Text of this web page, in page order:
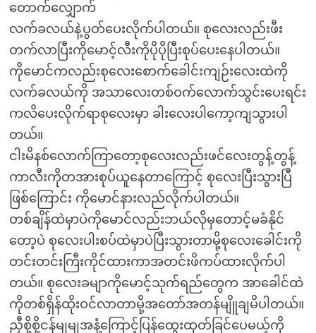
တောက်လျှောက်
လက်ခလယ်နဲ့ပွတ်ပေးလိုက်ပါတယ်။ စုလေးလည်းဖီး
တက်လာပြီးကိုမောင့်လီးကိုပိုပိုပြီးစုပ်ပေးနေပါတယ်။
ကိုမောင်ကလည်းစုလေးစောက်ခေါင်းကျဉ်းလေးထဲကို
လက်ခလယ်ကို အသာလေးတစ်ဝက်လောက်သွင်းပေးရင်း
ကလိပေးလိုက်ရာစုလေးမှာ ခါးလေးပါကော့ကျသွားပါ
တယ်။
ငါးမိနစ်လောက်ကြာတော့စုလေးလည်းဖင်လေးတွန့်တွန့်
ကာလီးကိုတအားစုပ်ယူနေတာကြောင့် စုလေးပြီးသွားပြီ
ဖြစ်ကြောင်း ကိုမောင်နားလည်လိုက်ပါတယ်။
တစ်ချိန်ထဲမှာပဲကိုမောင်လည်းဘယ်လိုမှတောင့်မခံနိုင်
တော့ပဲ စုလေးပါးစပ်ထဲမှာပဲပြီးသွားတာမို့စုလေးခေါင်းကို
တင်းတင်းကြီးကိုင်ထားကာအတင်းဖိကပ်ထားလိုက်ပါ
တယ်။ စုလေးခမျာကိုမောင့်သုက်ရည်တွေက အာခေါင်ထဲ
ကိုတစ်ရှိန်ထိုးဝင်လာတာမို့အတော်အတန်မျိူချမိပါတယ်။
ညှီစို့စို့ငန်မျမျအနံ့ကြောင့်ပြန်ထွေးထုတ်ခြင်ပေမယ့်ကို